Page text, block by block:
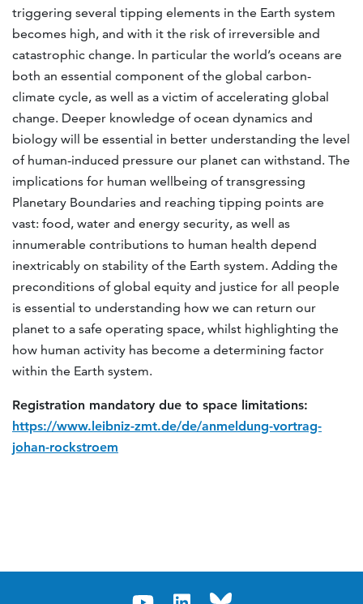
triggering several tipping elements in the Earth system
becomes high, and with it the risk of irreversible and
catastrophic change. In particular the world’s oceans are
both an essential component of the global carbon-
climate cycle, as well as a victim of accelerating global
change. Deeper knowledge of ocean dynamics and
biology will be essential in better understanding the level
of human-induced pressure our planet can withstand. The
implications for human wellbeing of transgressing
Planetary Boundaries and reaching tipping points are
vast: food, water and energy security, as well as
innumerable contributions to human health depend
inextricably on stability of the Earth system. Adding the
preconditions of global equity and justice for all people
is essential to understanding how we can return our
planet to a safe operating space, whilst highlighting the
how human activity has become a determining factor
within the Earth system.
Registration mandatory due to space limitations:
https://www.leibniz-zmt.de/de/anmeldung-vortrag-
johan-rockstroem